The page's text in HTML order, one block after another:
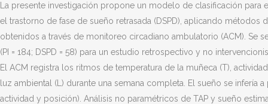
La presente investigación propone un modelo de clasificación
el trastorno de fase de sueño retrasada (DSPD), aplicando
obtenidos a través de monitoreo circadiano ambulatorio (ACM). Se
(PI = 184; DSPD = 58) para un estudio retrospectivo y no
El ACM registra los ritmos de temperatura de la muñeca (T),
luz ambiental (L) durante una semana completa. El sueño se infería
actividad y posición). Análisis no paramétricos de TAP y sueño